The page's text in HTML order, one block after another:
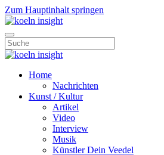
Zum Hauptinhalt springen
Home
Nachrichten
Kunst / Kultur
Artikel
Video
Interview
Musik
Künstler Dein Veedel